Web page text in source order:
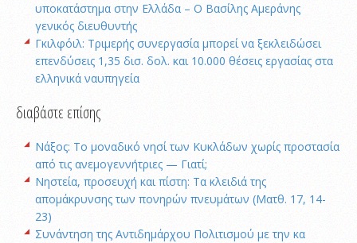
υποκατάστημα στην Ελλάδα – Ο Βασίλης Αμεράνης
γενικός διευθυντής
Γκιλφόιλ: Τριμερής συνεργασία μπορεί να ξεκλειδώσει
επενδύσεις 1,35 δισ. δολ. και 10.000 θέσεις εργασίας στα
ελληνικά ναυπηγεία
διαβάστε επίσης
Νάξος: Το μοναδικό νησί των Κυκλάδων χωρίς προστασία
από τις ανεμογεννήτριες — Γιατί;
Νηστεία, προσευχή και πίστη: Τα κλειδιά της
απομάκρυνσης των πονηρών πνευμάτων (Ματθ. 17, 14-
23)
Συνάντηση της Αντιδημάρχου Πολιτισμού με την κα